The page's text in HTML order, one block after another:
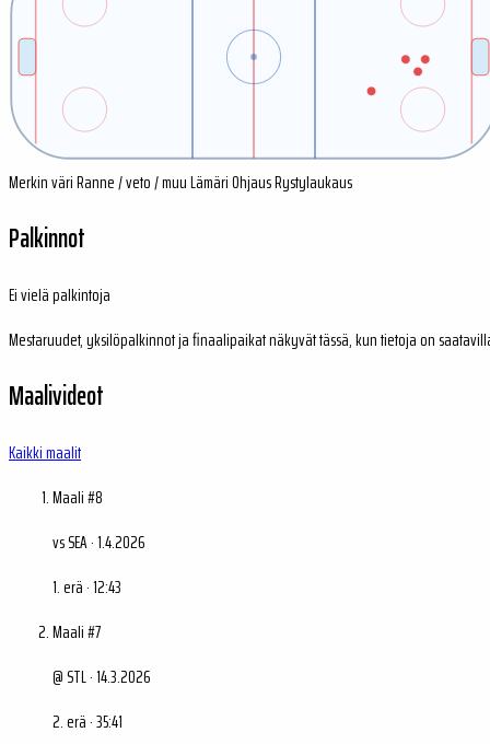
Merkin väriRanne / veto / muuLämäriOhjausRystylaukaus
Palkinnot
Ei vielä palkintoja
Mestaruudet, yksilöpalkinnot ja finaalipaikat näkyvät tässä, kun tietoja on
Maalivideot
Kaikki maalit
Maali #8
vs SEA · 1.4.2026
1. erä · 12:43
Maali #7
@ STL · 14.3.2026
2. erä · 35:41